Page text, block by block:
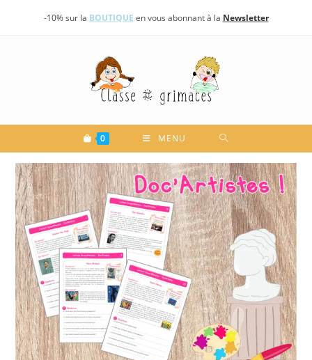
-10% sur la BOUTIQUE en vous abonnant à la Newsletter
0 MENU